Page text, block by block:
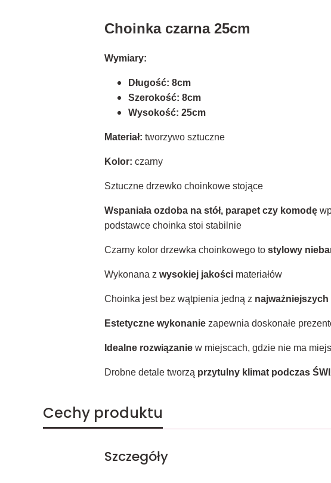
Choinka czarna 25cm
Wymiary:
Długość: 8cm
Szerokość: 8cm
Wysokość: 25cm
Materiał: tworzywo sztuczne
Kolor: czarny
Sztuczne drzewko choinkowe stojące
Wspaniała ozdoba na stół, parapet czy komodę
podstawce choinka stoi stabilnie
Czarny kolor drzewka choinkowego to stylowy
Wykonana z wysokiej jakościmateriałów
Choinka jest bez wątpienia jedną z
Estetyczne wykonaniezapewnia doskonałe
Idealne rozwiązanie w miejscach, gdzie nie ma
Drobne detale tworzą przytulny klimat podczas
Cechy produktu
Szczegóły